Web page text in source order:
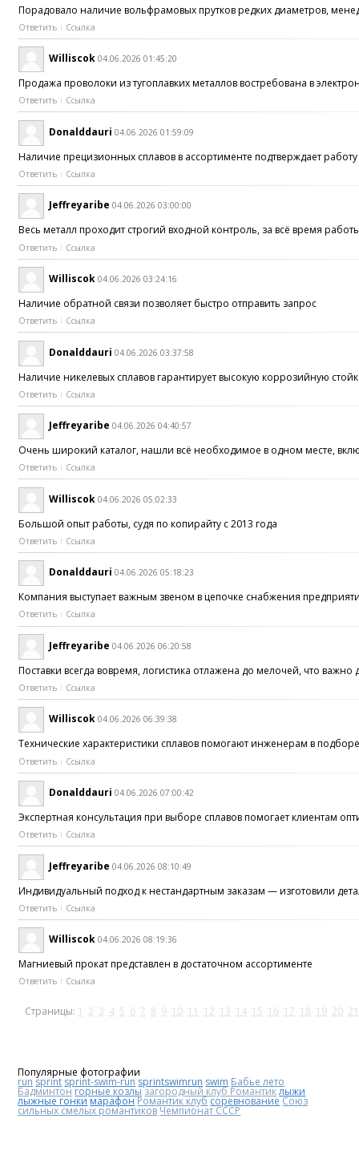
Порадовало наличие вольфрамовых прутков редких диаметров,
Ответить Ссылка
Williscok 04.06.2026 01:45:20
Продажа проволоки из тугоплавких металлов востребована в
Ответить Ссылка
Donalddauri 04.06.2026 01:59:09
Наличие прецизионных сплавов в ассортименте подтверждает
Ответить Ссылка
Jeffreyaribe 04.06.2026 03:00:00
Весь металл проходит строгий входной контроль, за всё время
Ответить Ссылка
Williscok 04.06.2026 03:24:16
Наличие обратной связи позволяет быстро отправить запрос
Ответить Ссылка
Donalddauri 04.06.2026 03:37:58
Наличие никелевых сплавов гарантирует высокую коррозийную
Ответить Ссылка
Jeffreyaribe 04.06.2026 04:40:57
Очень широкий каталог, нашли всё необходимое в одном месте,
Ответить Ссылка
Williscok 04.06.2026 05:02:33
Большой опыт работы, судя по копирайту с 2013 года
Ответить Ссылка
Donalddauri 04.06.2026 05:18:23
Компания выступает важным звеном в цепочке снабжения
Ответить Ссылка
Jeffreyaribe 04.06.2026 06:20:58
Поставки всегда вовремя, логистика отлажена до мелочей, что
Ответить Ссылка
Williscok 04.06.2026 06:39:38
Технические характеристики сплавов помогают инженерам в
Ответить Ссылка
Donalddauri 04.06.2026 07:00:42
Экспертная консультация при выборе сплавов помогает клиентам
Ответить Ссылка
Jeffreyaribe 04.06.2026 08:10:49
Индивидуальный подход к нестандартным заказам — изготовили
Ответить Ссылка
Williscok 04.06.2026 08:19:36
Магниевый прокат представлен в достаточном ассортименте
Ответить Ссылка
Страницы: 1 2 3 4 5 6 7 8 9 10 11 12 13 14 15 16 17 18 19 20 21
Популярные фотографии
run sprint sprint-swim-run sprintswimrun swim Бабье лето
Бадминтонгорные козлы загородный клуб Романтиклыжи
лыжные гонки марафонРомантик клубсоревнованиеСоюз
сильных смелых романтиковЧемпионат СССР